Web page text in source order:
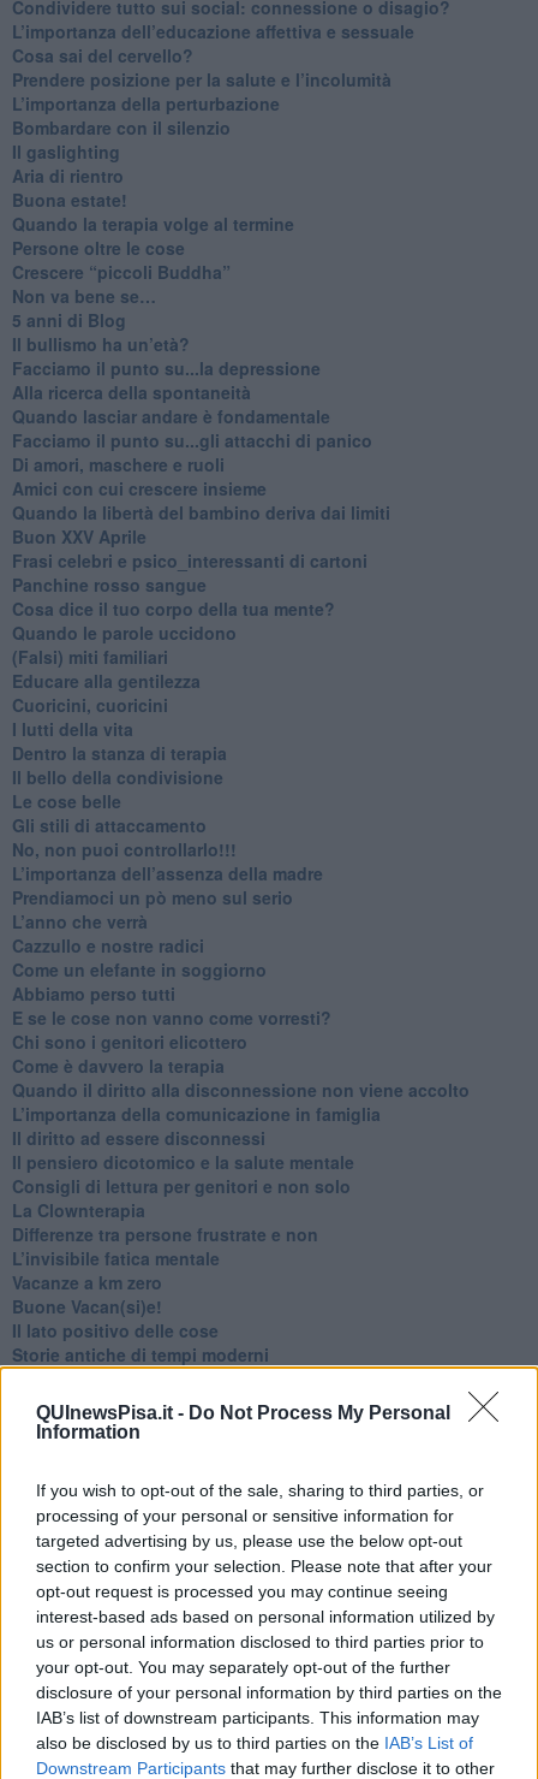
QUInewsPisa.it - Do Not Process My Personal
Information
If you wish to opt-out of the sale, sharing to third parties, or
processing of your personal or sensitive information for
targeted advertising by us, please use the below opt-out
section to confirm your selection. Please note that after your
opt-out request is processed you may continue seeing
interest-based ads based on personal information utilized by
us or personal information disclosed to third parties prior to
your opt-out. You may separately opt-out of the further
disclosure of your personal information by third parties on the
IAB’s list of downstream participants. This information may
also be disclosed by us to third parties on the IAB’s List of
Downstream Participants that may further disclose it to other
​Condividere tutto sui social: connessione o disagio?
​L’importanza dell’educazione affettiva e sessuale
​Cosa sai del cervello?
Prendere posizione per la salute e l’incolumità
L’importanza della perturbazione
​Bombardare con il silenzio
Il gaslighting
Aria di rientro
Buona estate!
​Quando la terapia volge al termine
​Persone oltre le cose
​Crescere “piccoli Buddha”
Non va bene se…
​5 anni di Blog
​Il bullismo ha un’età?
Facciamo il punto su...la depressione
​Alla ricerca della spontaneità
​Quando lasciar andare è fondamentale
Facciamo il punto su...gli attacchi di panico
Di amori, maschere e ruoli
​Amici con cui crescere insieme
​Quando la libertà del bambino deriva dai limiti
Buon XXV Aprile
​Frasi celebri e psico_interessanti di cartoni
​Panchine rosso sangue
​Cosa dice il tuo corpo della tua mente?
​Quando le parole uccidono
​(Falsi) miti familiari
​Educare alla gentilezza
​Cuoricini, cuoricini
I lutti della vita
​Dentro la stanza di terapia
​Il bello della condivisione
Le cose belle
​Gli stili di attaccamento
No, non puoi controllarlo!!!
​L’importanza dell’assenza della madre
​Prendiamoci un pò meno sul serio
​L’anno che verrà
​Cazzullo e nostre radici
​Come un elefante in soggiorno
​Abbiamo perso tutti
E se le cose non vanno come vorresti?
​Chi sono i genitori elicottero
Come è davvero la terapia
Quando il diritto alla disconnessione non viene accolto
​L’importanza della comunicazione in famiglia
​Il diritto ad essere disconnessi
​Il pensiero dicotomico e la salute mentale
​Consigli di lettura per genitori e non solo
​La Clownterapia
​Differenze tra persone frustrate e non
L’invisibile fatica mentale
Vacanze a km zero
​Buone Vacan(si)e!
​Il lato positivo delle cose
​Storie antiche di tempi moderni
Adultescenza
Homo imbecillis
​Il passato, questo conosciuto!
​Clima ballerino e sbalzi d’umore
La maternità
​L’uomo o l’orso?
Non hanno un amico a teatro​
​Tutta una questione di rispetto
​Cose che ci esauriscono
​Vespa che passione!
​Lasciate ai vostri figli il diritto di piangere
​Parole d’amore regalate al vento
​Essere genitori di un adolescente
​Saper pazientare